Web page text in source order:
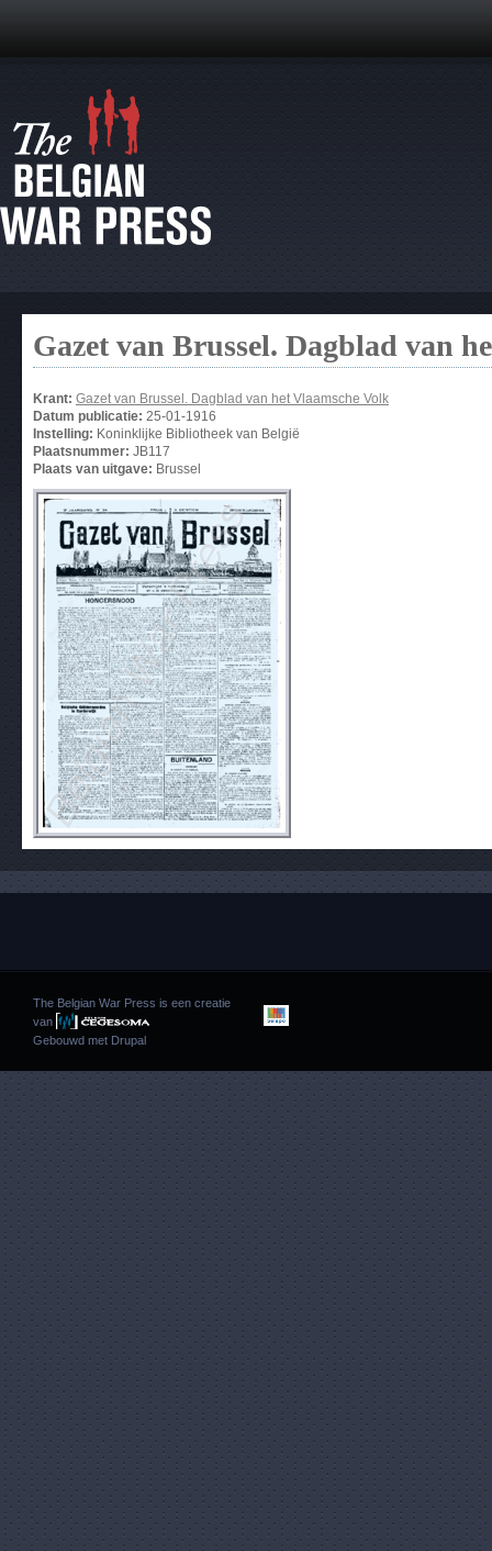
Gazet van Brussel. Dagblad van
Krant: Gazet van Brussel. Dagblad van het Vlaamsche Volk
Datum publicatie: 25-01-1916
Instelling: Koninklijke Bibliotheek van België
Plaatsnummer: JB117
Plaats van uitgave: Brussel
The Belgian War Press is een creatie
van
Gebouwd met Drupal